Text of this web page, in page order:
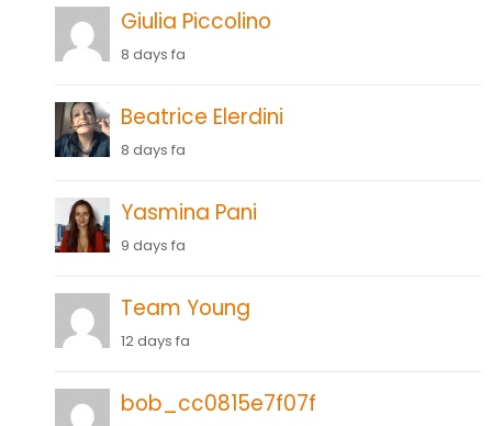
Giulia Piccolino
8 days fa
Beatrice Elerdini
8 days fa
Yasmina Pani
9 days fa
Team Young
12 days fa
bob_cc0815e7f07f